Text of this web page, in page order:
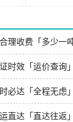
理收费「多少一吨
时效「运价查询」
必达「全程无虑」
直达「直达往返」